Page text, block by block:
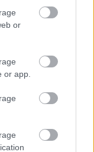
or
or app.